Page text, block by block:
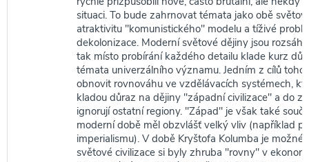
situaci. To bude zahrnovat témata jako obě
atraktivitu "komunistického" modelu a tíživé
dekolonizace. Moderní světové dějiny jsou
tak místo probírání každého detailu klade kurz
témata univerzálního významu. Jedním z cílů
obnovit rovnováhu ve vzdělávacích systémech,
kladou důraz na dějiny "západní civilizace" a do
ignorují ostatní regiony. "Západ" je však také
moderní době měl obzvlášť velký vliv (například
imperialismu). V době Kryštofa Kolumba je možné
světové civilizace si byly zhruba "rovny" v